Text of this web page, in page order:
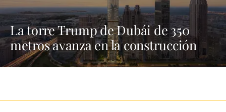
La torre Trump de Dubái de 350
metros avanza en la construcción